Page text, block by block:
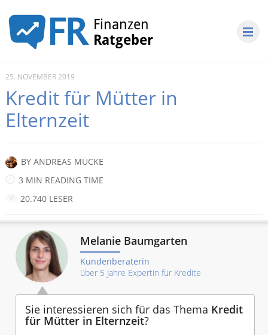
25. NOVEMBER 2019
Kredit für Mütter in
Elternzeit
BY ANDREAS MÜCKE
3 MIN READING TIME
20.740 LESER
Melanie Baumgarten
Kundenberaterin
über 5 Jahre Expertin für Kredite
Sie interessieren sich für das Thema Kredit
für Mütter in Elternzeit?